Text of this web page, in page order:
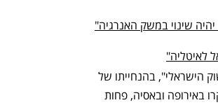
שינוי במשק האנרגיה"
לאיטליה"